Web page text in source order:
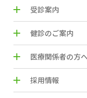
受診案内
健診のご案内
医療関係者の方へ
採用情報